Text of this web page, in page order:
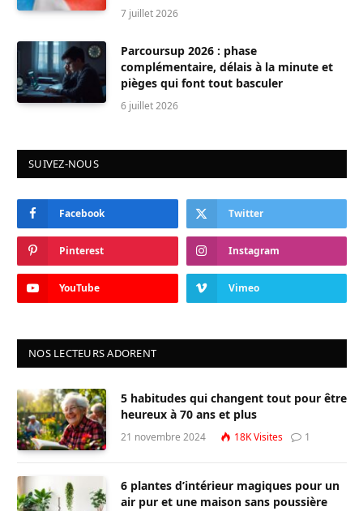
7 juillet 2026
Parcoursup 2026 : phase
complémentaire, délais à la minute et
pièges qui font tout basculer
6 juillet 2026
SUIVEZ-NOUS
Facebook Twitter
Pinterest Instagram
YouTube Vimeo
NOS LECTEURS ADORENT
5 habitudes qui changent tout pour être
heureux à 70 ans et plus
21 novembre 2024 18KVisites 1
6 plantes d’intérieur magiques pour un
air pur et une maison sans poussière